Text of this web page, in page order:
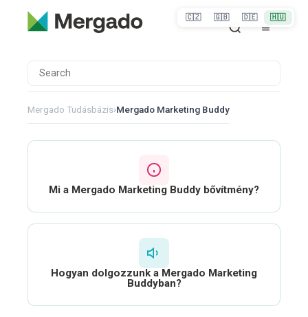
Mergado Tudásbázis›Mergado Marketing Buddy
Mi a Mergado Marketing Buddy bővítmény?
Hogyan dolgozzunk a Mergado Marketing
Buddyban?
🇨🇿 🇬🇧 🇩🇪 🇭🇺